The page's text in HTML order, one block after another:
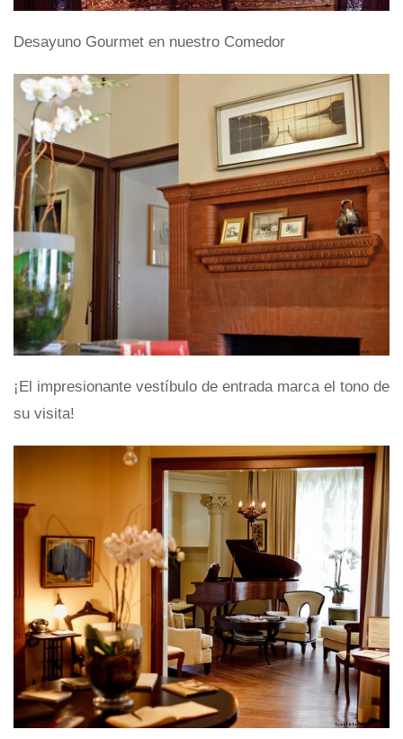
Desayuno Gourmet en nuestro Comedor
¡El impresionante vestíbulo de entrada marca el tono de
su visita!